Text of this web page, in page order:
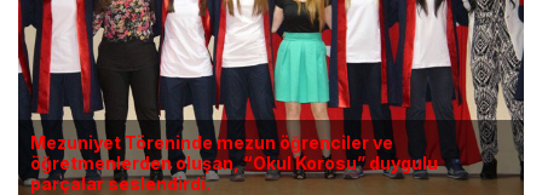
Mezuniyet Töreninde mezun öğrenciler ve
öğretmenlerden oluşan, “Okul Korosu” duygulu
parçalar seslendirdi.